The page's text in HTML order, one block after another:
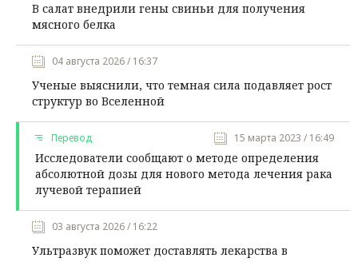
В салат внедрили гены свиньи для получения
мясного белка
04 августа 2026 / 16:37
Ученые выяснили, что темная сила подавляет рост
структур во Вселенной
Перевод 15 марта 2023 / 16:49
Исследователи сообщают о методе определения
абсолютной дозы для нового метода лечения рака
лучевой терапией
03 августа 2026 / 16:22
Ультразвук поможет доставлять лекарства в